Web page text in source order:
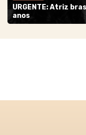
URGENTE: Atriz
anos